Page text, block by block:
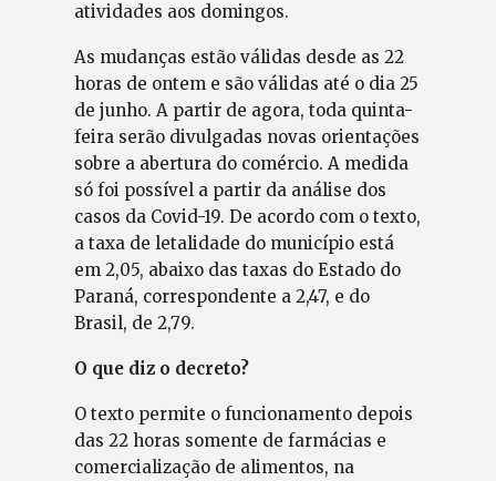
atividades aos domingos.
As mudanças estão válidas desde as 22
horas de ontem e são válidas até o dia 25
de junho. A partir de agora, toda quinta-
feira serão divulgadas novas orientações
sobre a abertura do comércio. A medida
só foi possível a partir da análise dos
casos da Covid-19. De acordo com o texto,
a taxa de letalidade do município está
em 2,05, abaixo das taxas do Estado do
Paraná, correspondente a 2,47, e do
Brasil, de 2,79.
O que diz o decreto?
O texto permite o funcionamento depois
das 22 horas somente de farmácias e
comercialização de alimentos, na